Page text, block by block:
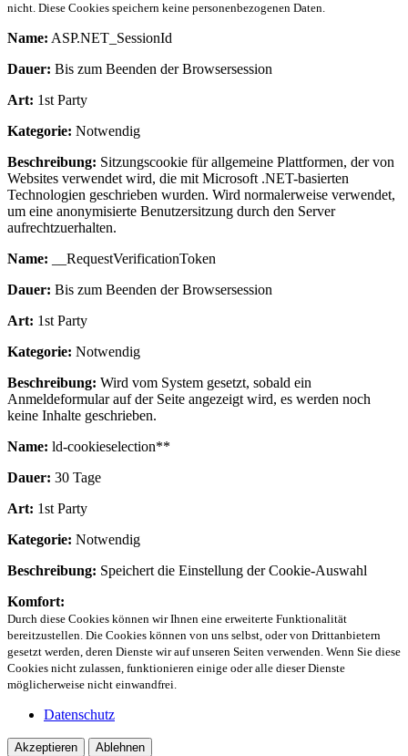
nicht. Diese Cookies speichern keine personenbezogenen Daten.
Name: ASP.NET_SessionId
Dauer: Bis zum Beenden der Browsersession
Art: 1st Party
Kategorie: Notwendig
Beschreibung: Sitzungscookie für allgemeine Plattformen, der von
Websites verwendet wird, die mit Microsoft .NET-basierten
Technologien geschrieben wurden. Wird normalerweise verwendet,
um eine anonymisierte Benutzersitzung durch den Server
aufrechtzuerhalten.
Name: __RequestVerificationToken
Dauer: Bis zum Beenden der Browsersession
Art: 1st Party
Kategorie: Notwendig
Beschreibung: Wird vom System gesetzt, sobald ein
Anmeldeformular auf der Seite angezeigt wird, es werden noch
keine Inhalte geschrieben.
Name: ld-cookieselection**
Dauer: 30 Tage
Art: 1st Party
Kategorie: Notwendig
Beschreibung: Speichert die Einstellung der Cookie-Auswahl
Komfort:
Durch diese Cookies können wir Ihnen eine erweiterte Funktionalität
bereitzustellen. Die Cookies können von uns selbst, oder von Drittanbietern
gesetzt werden, deren Dienste wir auf unseren Seiten verwenden. Wenn Sie diese
Cookies nicht zulassen, funktionieren einige oder alle dieser Dienste
möglicherweise nicht einwandfrei.
Datenschutz
Akzeptieren Ablehnen